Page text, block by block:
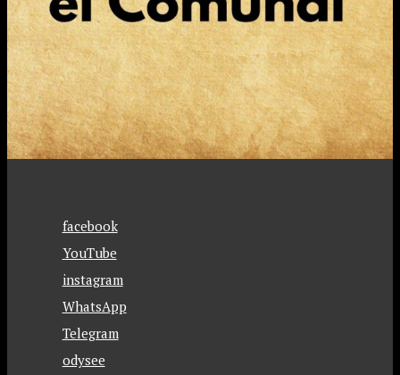
facebook
YouTube
instagram
WhatsApp
Telegram
odysee